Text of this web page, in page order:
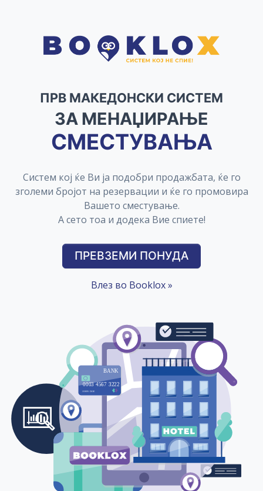
ПРВ МАКЕДОНСКИ СИСТЕМ
ЗА МЕНАЏИРАЊЕ
СМЕСТУВАЊА
Систем кој ќе Ви ја подобри продажбата, ќе го
зголеми бројот на резервации и ќе го промовира
Вашето сместување.
А сето тоа и додека Вие спиете!
ПРЕВЗЕМИ ПОНУДА
Влез во Booklox »